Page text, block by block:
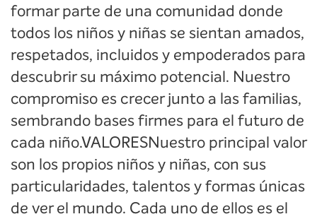
formar parte de una comunidad donde
todos los niños y niñas se sientan amados,
respetados, incluidos y empoderados para
descubrir su máximo potencial. Nuestro
compromiso es crecer junto a las familias,
sembrando bases firmes para el futuro de
cada niño.VALORESNuestro principal valor
son los propios niños y niñas, con sus
particularidades, talentos y formas únicas
de ver el mundo. Cada uno de ellos es el